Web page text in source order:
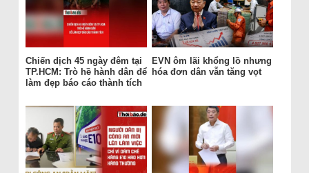
Chiến dịch 45 ngày đêm tại
TP.HCM: Trò hề hành dân để
làm đẹp báo cáo thành tích
EVN ôm lãi khổng lồ nhưng
hóa đơn dân vẫn tăng vọt